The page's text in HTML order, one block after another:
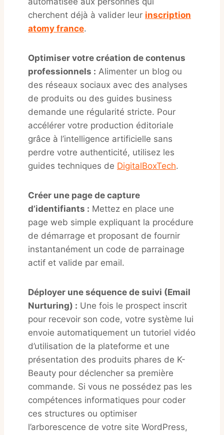
cherchent déjà à valider leur inscription
atomy france.
Optimiser votre création de contenus
professionnels : Alimenter un blog ou
des réseaux sociaux avec des analyses
de produits ou des guides business
demande une régularité stricte. Pour
accélérer votre production éditoriale
grâce à l’intelligence artificielle sans
perdre votre authenticité, utilisez les
guides techniques de DigitalBoxTech.
Créer une page de capture
d’identifiants : Mettez en place une
page web simple expliquant la procédure
de démarrage et proposant de fournir
instantanément un code de parrainage
actif et valide par email.
Déployer une séquence de suivi (Email
Nurturing) : Une fois le prospect inscrit
pour recevoir son code, votre système lui
envoie automatiquement un tutoriel vidéo
d’utilisation de la plateforme et une
présentation des produits phares de K-
Beauty pour déclencher sa première
commande. Si vous ne possédez pas les
compétences informatiques pour coder
ces structures ou optimiser
l’arborescence de votre site WordPress,